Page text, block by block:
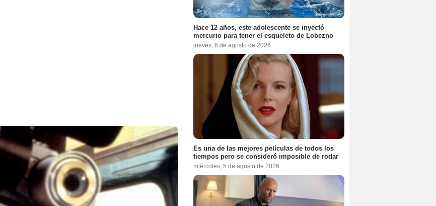
Hace 12 años, este adolescente se inyectó
mercurio para tener el esqueleto de Lobezno
jueves, 6 de agosto de 2026
Es una de las mejores películas de todos los
tiempos pero se consideró imposible de rodar
miércoles, 5 de agosto de 2026